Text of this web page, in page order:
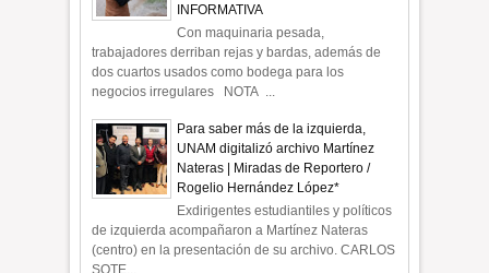
INFORMATIVA
Con maquinaria pesada,
trabajadores derriban rejas y bardas, además de
dos cuartos usados como bodega para los
negocios irregulares NOTA ...
Para saber más de la izquierda,
UNAM digitalizó archivo Martínez
Nateras | Miradas de Reportero /
Rogelio Hernández López*
Exdirigentes estudiantiles y políticos
de izquierda acompañaron a Martínez Nateras
(centro) en la presentación de su archivo. CARLOS
SOTE...